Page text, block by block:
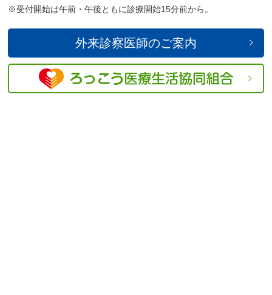
受付開始は午前・午後ともに診療開始15分前から。
外来診察医師のご案内